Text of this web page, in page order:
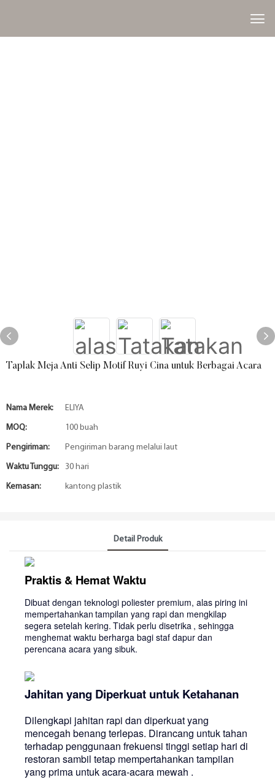
Taplak Meja Anti Selip Motif Ruyi Cina untuk Berbagai Acara
Nama Merek: ELIYA
MOQ: 100 buah
Pengiriman: Pengiriman barang melalui laut
Waktu Tunggu: 30 hari
Kemasan: kantong plastik
Detail Produk
Praktis & Hemat Waktu
Dibuat dengan teknologi poliester premium, alas piring ini
mempertahankan tampilan yang rapi dan mengkilap
segera setelah kering. Tidak perlu disetrika , sehingga
menghemat waktu berharga bagi staf dapur dan
perencana acara yang sibuk.
Jahitan yang Diperkuat untuk Ketahanan
Dilengkapi jahitan rapi dan diperkuatyang
mencegah benang terlepas. Dirancang untuk tahan
terhadap penggunaan frekuensi tinggi setiap hari di
restoran sambil tetap mempertahankan tampilan
yang prima untukacara-acara mewah .